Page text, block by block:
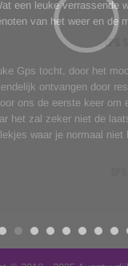
Wat een leuke verrassende
van het weer en de
GPS
Gps tocht, door het
ontvangen door
ons de eerste keer om
het zal zeker niet de
waar je normaal niet